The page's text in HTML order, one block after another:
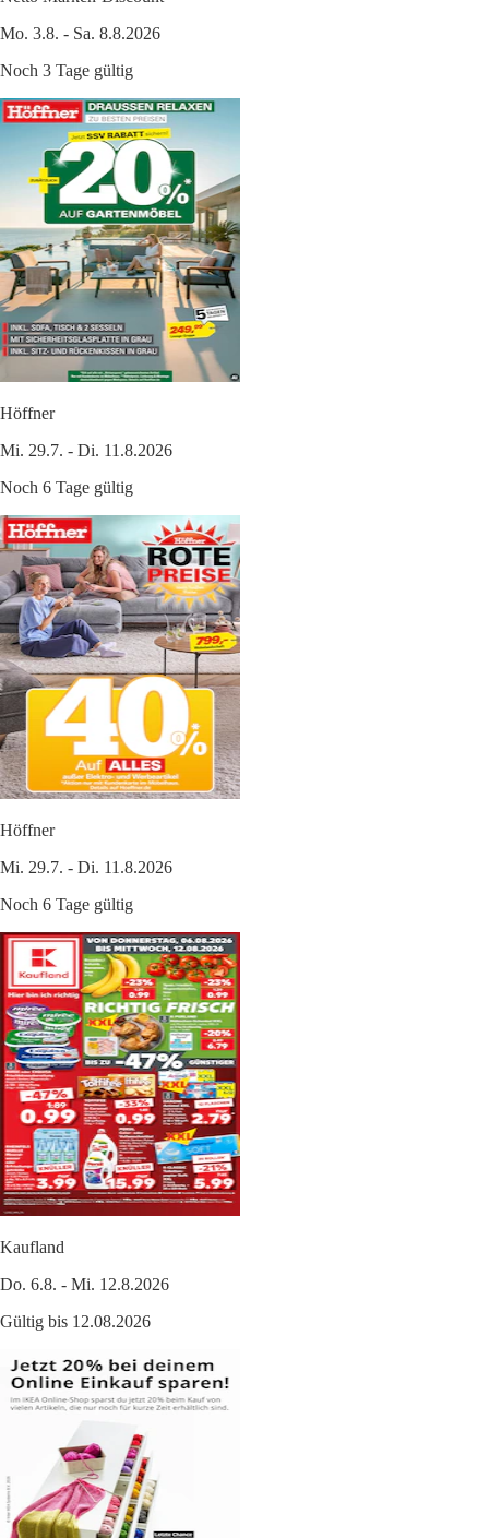
Mo. 3.8. - Sa. 8.8.2026
Noch 3 Tage gültig
Höffner
Mi. 29.7. - Di. 11.8.2026
Noch 6 Tage gültig
Höffner
Mi. 29.7. - Di. 11.8.2026
Noch 6 Tage gültig
Kaufland
Do. 6.8. - Mi. 12.8.2026
Gültig bis 12.08.2026